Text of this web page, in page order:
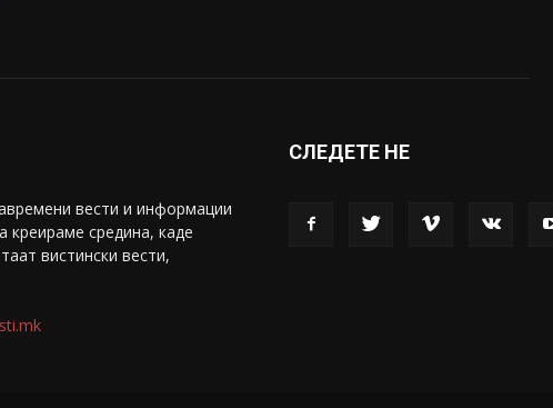
вести и информации
креираме средина, каде
вистински вести,
СЛЕДЕТЕ НЕ